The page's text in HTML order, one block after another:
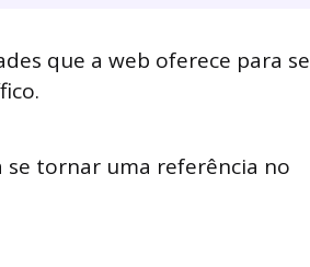
que a web oferece para se
se tornar uma referência no